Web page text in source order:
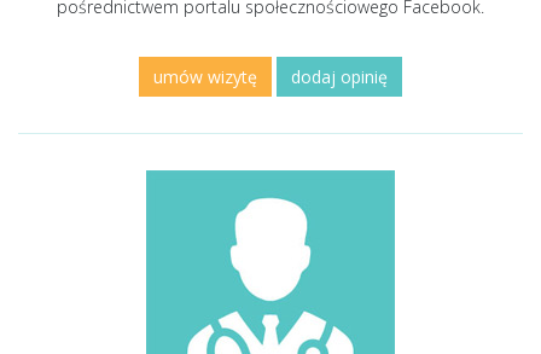
pośrednictwem portalu społecznościowego Facebook.
umów wizytę dodaj opinię